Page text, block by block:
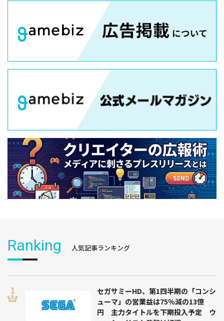
Ranking 人気記事ランキング
セガサミーHD、第1四半期の「コンシ
ューマ」の営業益は75％減の13億
円 主力タイトルを下期投入予定 ウ